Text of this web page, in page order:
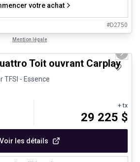
votre achat
#D2750
Mention légale
Next
Toit ouvrant Carplay
TFSI - Essence
+ tx
29 225 $
Voir les détails